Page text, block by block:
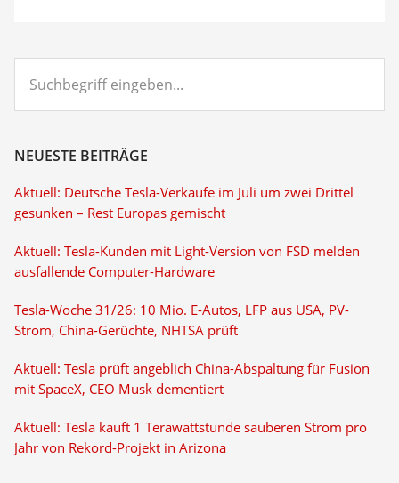
eingeben...
NEUESTE BEITRÄGE
Aktuell: Deutsche Tesla-Verkäufe im Juli um zwei Drittel
gesunken – Rest Europas gemischt
Aktuell: Tesla-Kunden mit Light-Version von FSD melden
ausfallende Computer-Hardware
Tesla-Woche 31/26: 10 Mio. E-Autos, LFP aus USA, PV-
Strom, China-Gerüchte, NHTSA prüft
Aktuell: Tesla prüft angeblich China-Abspaltung für Fusion
mit SpaceX, CEO Musk dementiert
Aktuell: Tesla kauft 1 Terawattstunde sauberen Strom pro
Jahr von Rekord-Projekt in Arizona